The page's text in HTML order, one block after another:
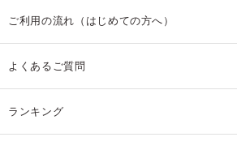
ご利用の流れ（はじめての方へ）
よくあるご質問
ランキング